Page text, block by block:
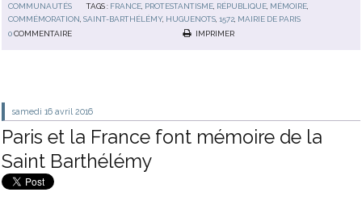
COMMUNAUTÉS
TAGS : FRANCE PROTESTANTISME RÉPUBLIQUE MÉMOIRE
COMMÉMORATION ,SAINT-BARTHÉLÉMY, HUGUENOTS ,1572 MAIRIE DE PARIS
0COMMENTAIRE IMPRIMER
samedi 16 avril 2016
Paris et la France font mémoire de la
Saint Barthélémy